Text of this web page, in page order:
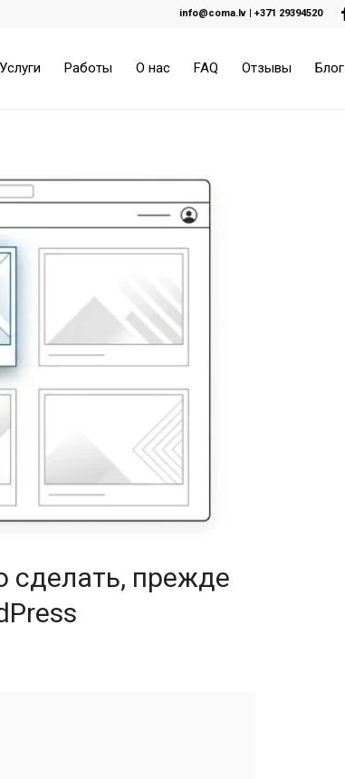
info@coma.lv | +371 29394520
Услуги Работы О нас FAQ Отзывы Блог
сделать, прежде